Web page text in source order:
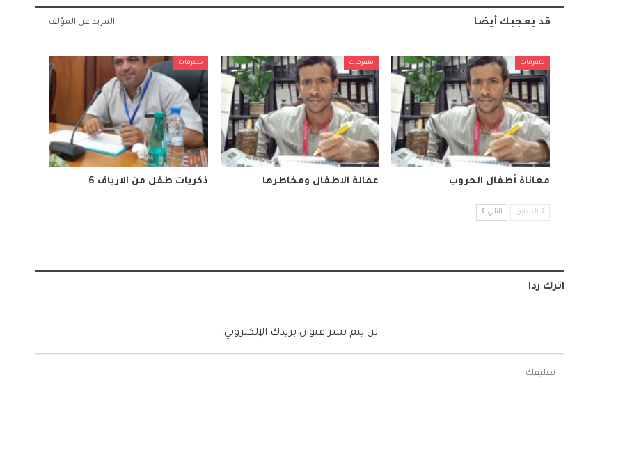
قد يعجبك أيضا المزيد عن المؤلف
متفرقات
معاناة أطفال الحروب
متفرقات
عمالة الاطفال ومخاطرها
متفرقات
ذكريات طفل من الارياف 6
السابق التالي
اترك ردا
لن يتم نشر عنوان بريدك الإلكتروني.